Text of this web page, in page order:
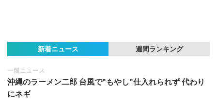
新着ニュース 週間ランキング
一般ニュース
沖縄のラーメン二郎 台風で"もやし"仕入れられず 代わり
にネギ